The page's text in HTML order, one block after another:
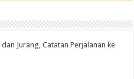
Jurang, Catatan Perjalanan ke